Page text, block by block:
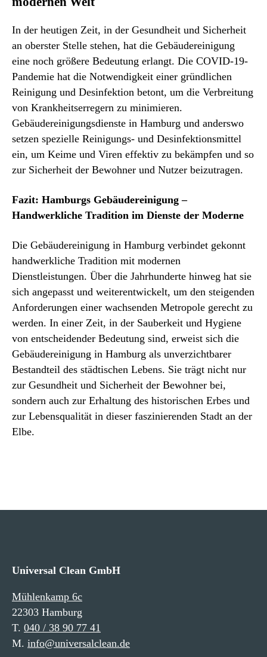
In der heutigen Zeit, in der Gesundheit und Sicherheit
an oberster Stelle stehen, hat die Gebäudereinigung
eine noch größere Bedeutung erlangt. Die COVID-19-
Pandemie hat die Notwendigkeit einer gründlichen
Reinigung und Desinfektion betont, um die Verbreitung
von Krankheitserregern zu minimieren.
Gebäudereinigungsdienste in Hamburg und anderswo
setzen spezielle Reinigungs- und Desinfektionsmittel
ein, um Keime und Viren effektiv zu bekämpfen und so
zur Sicherheit der Bewohner und Nutzer beizutragen.
Fazit: Hamburgs Gebäudereinigung –
Handwerkliche Tradition im Dienste der Moderne
Die Gebäudereinigung in Hamburg verbindet gekonnt
handwerkliche Tradition mit modernen
Dienstleistungen. Über die Jahrhunderte hinweg hat sie
sich angepasst und weiterentwickelt, um den steigenden
Anforderungen einer wachsenden Metropole gerecht zu
werden. In einer Zeit, in der Sauberkeit und Hygiene
von entscheidender Bedeutung sind, erweist sich die
Gebäudereinigung in Hamburg als unverzichtbarer
Bestandteil des städtischen Lebens. Sie trägt nicht nur
zur Gesundheit und Sicherheit der Bewohner bei,
sondern auch zur Erhaltung des historischen Erbes und
zur Lebensqualität in dieser faszinierenden Stadt an der
Elbe.
Universal Clean GmbH
Mühlenkamp 6c
22303 Hamburg
T. 040 / 38 90 77 41
M. info@universalclean.de